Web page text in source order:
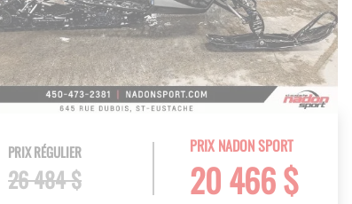
PRIX NADON SPORT
20 466 $
PRIX RÉGULIER
26 484 $